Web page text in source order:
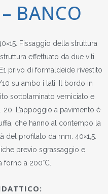
BANCO
Fissaggio della struttura
effettuato da due viti.
privo di formaldeide rivestito
su ambo i lati. Il bordo in
sottolaminato verniciato e
L’appoggio a pavimento è
che hanno al contempo la
del profilato da mm. 40×1,5.
previo sgrassaggio e
a 200°C.